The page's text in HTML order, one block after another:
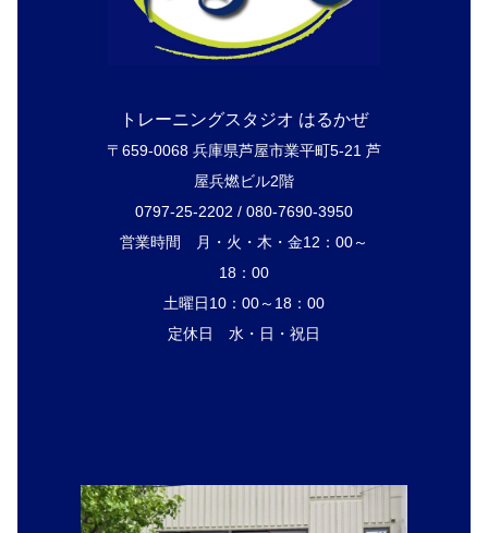
トレーニングスタジオ はるかぜ
〒659-0068 兵庫県芦屋市業平町5-21 芦
屋兵燃ビル2階
0797-25-2202 / 080-7690-3950
営業時間 月・火・木・金12：00～
18：00
土曜日10：00～18：00
定休日 水・日・祝日